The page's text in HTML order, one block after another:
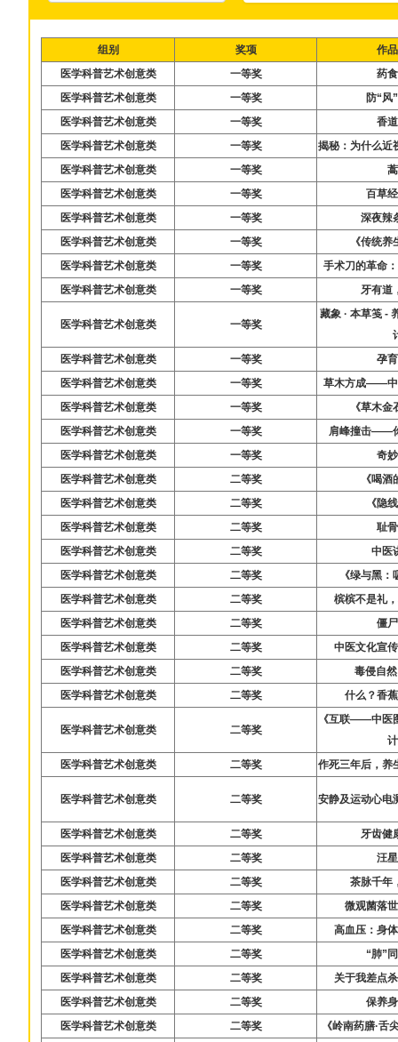
组别 奖项
作
医学科普艺术创意类
一等奖
药
医学科普艺术创意类
一等奖
防“风
医学科普艺术创意类
一等奖
香
医学科普艺术创意类
一等奖
揭秘：为什么近
医学科普艺术创意类
一等奖
医学科普艺术创意类
一等奖
百草
医学科普艺术创意类
一等奖
深夜辣
医学科普艺术创意类
一等奖
《传统
医学科普艺术创意类
一等奖
手术刀的革命
医学科普艺术创意类
一等奖 牙有道
医学科普艺术创意类 一等奖
藏象 · 本草笺 -
医学科普艺术创意类
一等奖
孕
医学科普艺术创意类
一等奖
草木方成——中
医学科普艺术创意类
一等奖
《草木
医学科普艺术创意类
一等奖
肩峰撞击——
医学科普艺术创意类
一等奖
奇
医学科普艺术创意类
二等奖
《喝
医学科普艺术创意类
二等奖
《隐
医学科普艺术创意类
二等奖
耻
医学科普艺术创意类
二等奖
中医
医学科普艺术创意类
二等奖
《绿与黑
医学科普艺术创意类
二等奖
槟槟不是礼
医学科普艺术创意类
二等奖
僵
医学科普艺术创意类
二等奖
中医文化宣
医学科普艺术创意类
二等奖
毒侵自
医学科普艺术创意类
二等奖 什么？香
医学科普艺术创意类 二等奖
《互联——中医
医学科普艺术创意类
二等奖 作死三年后，养
医学科普艺术创意类 二等奖 安静及运动心电
医学科普艺术创意类 二等奖
牙齿健
医学科普艺术创意类
二等奖
汪
医学科普艺术创意类
二等奖
茶脉千年
医学科普艺术创意类
二等奖
微观菌落
医学科普艺术创意类
二等奖
高血压：身
医学科普艺术创意类
二等奖
“肺”
医学科普艺术创意类
二等奖
关于我差点
医学科普艺术创意类
二等奖
保养
医学科普艺术创意类
二等奖
《岭南药膳·舌